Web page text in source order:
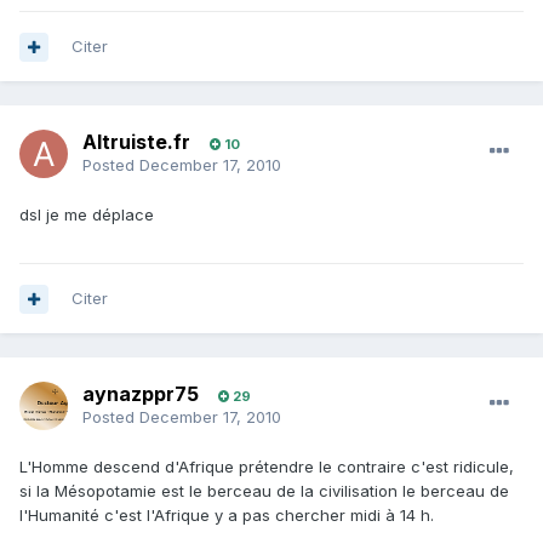
Citer
Altruiste.fr 10
Posted December 17, 2010
dsl je me déplace
Citer
aynazppr75 29
Posted December 17, 2010
L'Homme descend d'Afrique prétendre le contraire c'est ridicule,
si la Mésopotamie est le berceau de la civilisation le berceau de
l'Humanité c'est l'Afrique y a pas chercher midi à 14 h.